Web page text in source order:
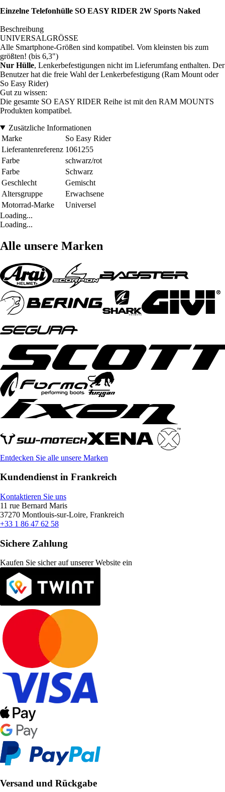
Einzelne Telefonhülle SO EASY RIDER 2W Sports Naked
Beschreibung
UNIVERSALGRÖSSE
Alle Smartphone-Größen sind kompatibel. Vom kleinsten bis zum
größten! (bis 6,3")
Nur Hülle, Lenkerbefestigungen nicht im Lieferumfang enthalten. Der
Benutzer hat die freie Wahl der Lenkerbefestigung (Ram Mount oder
So Easy Rider)
Gut zu wissen:
Die gesamte SO EASY RIDER Reihe ist mit den RAM MOUNTS
Produkten kompatibel.
Zusätzliche Informationen
Marke
So Easy Rider
Lieferantenreferenz 1061255
Farbe
schwarz/rot
Farbe
Schwarz
Geschlecht
Gemischt
Altersgruppe
Erwachsene
Motorrad-Marke
Universel
Loading...
Loading...
Alle unsere Marken
Entdecken Sie alle unsere Marken
Kundendienst in Frankreich
Kontaktieren Sie uns
11 rue Bernard Maris
37270 Montlouis-sur-Loire, Frankreich
+33 1 86 47 62 58
Sichere Zahlung
Kaufen Sie sicher auf unserer Website ein
Versand und Rückgabe